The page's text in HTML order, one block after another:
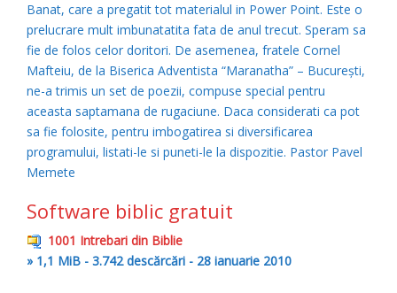
Banat, care a pregatit tot materialul in Power Point. Este o
prelucrare mult imbunatatita fata de anul trecut. Speram sa
fie de folos celor doritori. De asemenea, fratele Cornel
Mafteiu, de la Biserica Adventista “Maranatha” – Bucureşti,
ne-a trimis un set de poezii, compuse special pentru
aceasta saptamana de rugaciune. Daca considerati ca pot
sa fie folosite, pentru imbogatirea si diversificarea
programului, listati-le si puneti-le la dispozitie. Pastor Pavel
Memete
Software biblic gratuit
1001 Intrebari din Biblie
» 1,1 MiB - 3.742 descărcări - 28 ianuarie 2010